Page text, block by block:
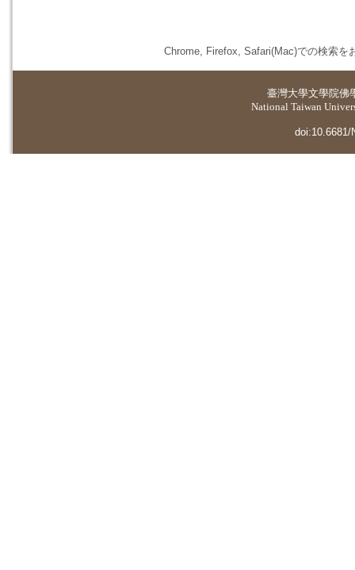
Chrome, Firefox, Safari(Mac)での検索を
臺灣大學文學院佛
National Taiwan
doi:10.6681/